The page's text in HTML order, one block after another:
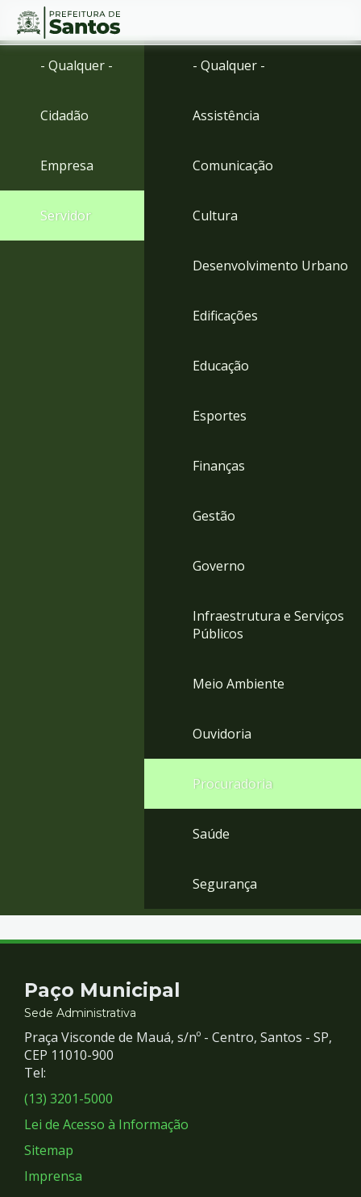
Ir
menu
para
Conteúdo
- Qualquer -
Cidadão
Empresa
Servidor
- Qualquer -
Assistência
Comunicação
Cultura
Desenvolvimento Urbano
Edificações
Educação
Esportes
Finanças
Gestão
Governo
Infraestrutura e Serviços
Públicos
Meio Ambiente
Ouvidoria
Procuradoria
Saúde
Segurança
Contato
e
Redes
Sociais
Paço Municipal
Sede Administrativa
Praça Visconde de Mauá, s/nº - Centro, Santos - SP,
CEP 11010-900
Tel:
(13) 3201-5000
Lei de Acesso à Informação
Sitemap
Imprensa